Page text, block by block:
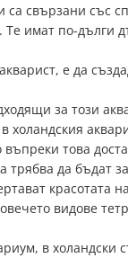
са свързани със
Те имат по-дълги
е да
за този
холандския
това
трябва да бъдат
красотата
видове
в холандски